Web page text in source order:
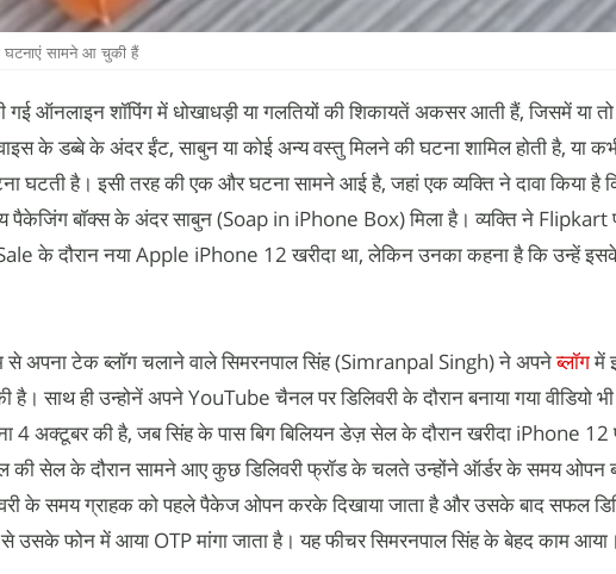
घटनाएं सामने आ चुकी हैं
गई ऑनलाइन शॉपिंग में धोखाधड़ी या गलतियों की शिकायतें अकसर आती हैं, जिसमें या
के डब्बे के अंदर ईंट, साबुन या कोई अन्य वस्तु मिलने की घटना शामिल होती है, या
घटती है। इसी तरह की एक और घटना सामने आई है, जहां एक व्यक्ति ने दावा किया है
बॉक्स के अंदर साबुन (Soap in iPhone Box) मिला है। व्यक्ति ने Flipkart
के दौरान नया Apple iPhone 12 खरीदा था, लेकिन उनका कहना है कि उन्हें
अपना टेक ब्लॉग चलाने वाले सिमरनपाल सिंह (Simranpal Singh) ने अपनेब्लॉगमें
है। साथ ही उन्होनें अपने YouTube चैनल पर डिलिवरी के दौरान बनाया गया वीडियो
4 अक्टूबर की है, जब सिंह के पास बिग बिलियन डेज़ सेल के दौरान खरीदा iPhone 12
की सेल के दौरान सामने आए कुछ डिलिवरी फ्रॉड के चलते उन्होंने ऑर्डर के समय ओपन
के समय ग्राहक को पहले पैकेज ओपन करके दिखाया जाता है और उसके बाद सफल
उसके फोन में आया OTP मांगा जाता है। यह फीचर सिमरनपाल सिंह के बेहद काम आया।